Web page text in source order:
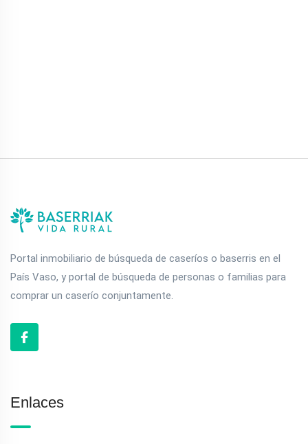
Portal inmobiliario de búsqueda de caseríos o baserris en el
País Vaso, y portal de búsqueda de personas o familias para
comprar un caserío conjuntamente.
Enlaces